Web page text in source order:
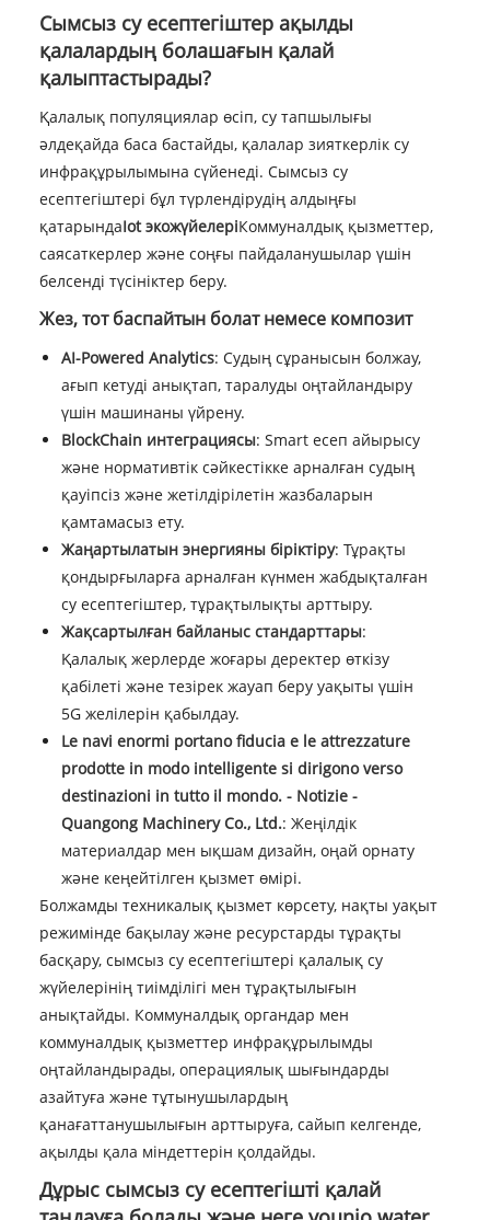
Сымсыз су есептегіштер ақылды
қалалардың болашағын қалай
қалыптастырады?
Қалалық популяциялар өсіп, су тапшылығы
әлдеқайда баса бастайды, қалалар зияткерлік су
инфрақұрылымына сүйенеді. Сымсыз су
есептегіштері бұл түрлендірудің алдыңғы
қатарындаIot экожүйелеріКоммуналдық қызметтер,
саясаткерлер және соңғы пайдаланушылар үшін
белсенді түсініктер беру.
Жез, тот баспайтын болат немесе композит
AI-Powered Analytics: Судың сұранысын болжау,
ағып кетуді анықтап, таралуды оңтайландыру
үшін машинаны үйрену.
BlockChain интеграциясы: Smart есеп айырысу
және нормативтік сәйкестікке арналған судың
қауіпсіз және жетілдірілетін жазбаларын
қамтамасыз ету.
Жаңартылатын энергияны біріктіру: Тұрақты
қондырғыларға арналған күнмен жабдықталған
су есептегіштер, тұрақтылықты арттыру.
Жақсартылған байланыс стандарттары:
Қалалық жерлерде жоғары деректер өткізу
қабілеті және тезірек жауап беру уақыты үшін
5G желілерін қабылдау.
Le navi enormi portano fiducia e le attrezzature
prodotte in modo intelligente si dirigono verso
destinazioni in tutto il mondo. - Notizie -
Quangong Machinery Co., Ltd.: Жеңілдік
материалдар мен ықшам дизайн, оңай орнату
және кеңейтілген қызмет өмірі.
Болжамды техникалық қызмет көрсету, нақты уақыт
режимінде бақылау және ресурстарды тұрақты
басқару, сымсыз су есептегіштері қалалық су
жүйелерінің тиімділігі мен тұрақтылығын
анықтайды. Коммуналдық органдар мен
коммуналдық қызметтер инфрақұрылымды
оңтайландырады, операциялық шығындарды
азайтуға және тұтынушылардың
қанағаттанушылығын арттыруға, сайып келгенде,
ақылды қала міндеттерін қолдайды.
Дұрыс сымсыз су есептегішті қалай